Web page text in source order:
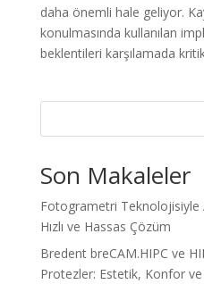
daha önemli hale geliyor.
konulmasında kullanılan
beklentileri karşılamada
Son Makaleler
Fotogrametri Teknolojisiyle
Hızlı ve Hassas Çözüm
Bredent breCAM.HIPC ve
Protezler: Estetik, Konfor ve